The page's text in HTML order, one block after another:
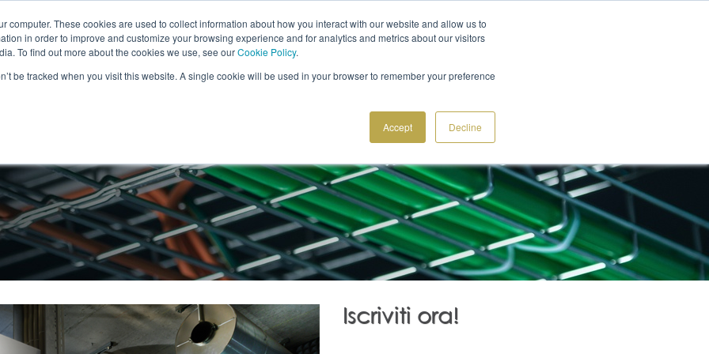
computer. These cookies are used to collect information about how you interact with our website and allow us to
in order to improve and customize your browsing experience and for analytics and metrics about our visitors
To find out more about the cookies we use, see ourCookie Policy.
be tracked when you visit this website. A single cookie will be used in your browser to remember your preference
Accept Decline
ENGLISH CONTATTI +41 91 612 22 55
COSA FACCIAMO PERCHÉ SWISSCOLOCATION
Iscriviti ora!